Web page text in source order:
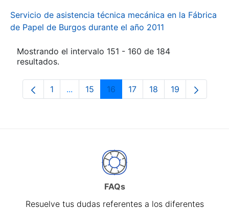
Servicio de asistencia técnica mecánica en la Fábrica
de Papel de Burgos durante el año 2011
Mostrando el intervalo 151 - 160 de 184
resultados.
Página
1 ...Páginas intermedias Use TAB para
Página
15 Página
16 Página
17 Página
18 Página
19
FAQs
Resuelve tus dudas referentes a los diferentes